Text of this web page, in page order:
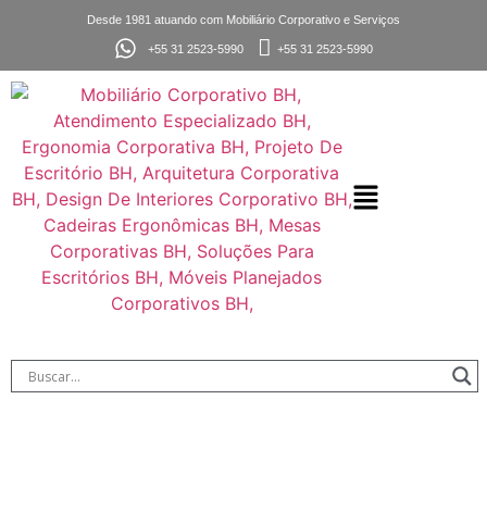
Desde 1981 atuando com Mobiliário Corporativo e Serviços
+55 31 2523-5990 +55 31 2523-5990